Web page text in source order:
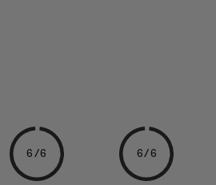
6/6 6/6